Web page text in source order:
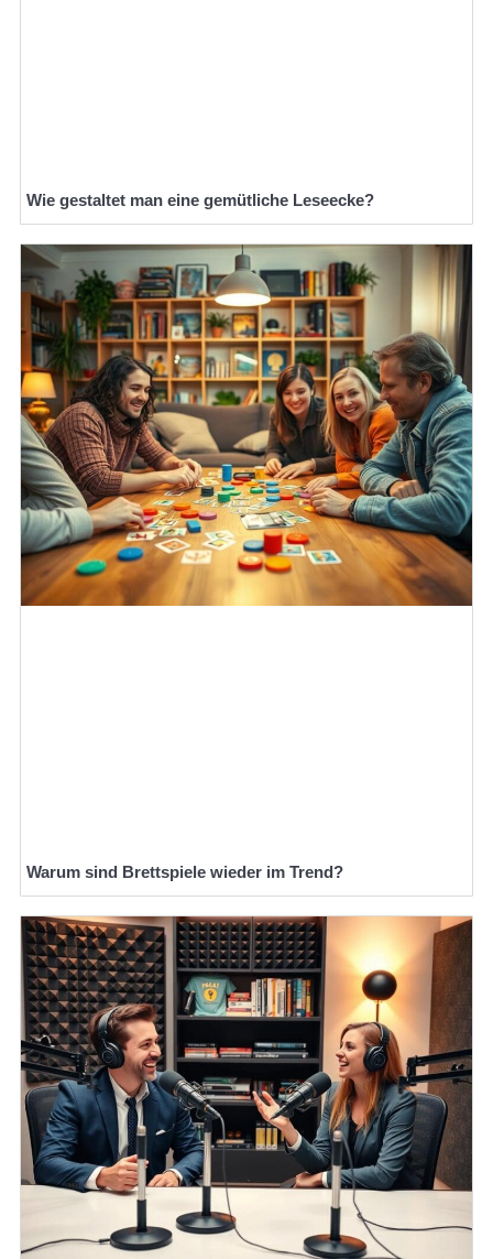
Wie gestaltet man eine gemütliche Leseecke?
Warum sind Brettspiele wieder im Trend?